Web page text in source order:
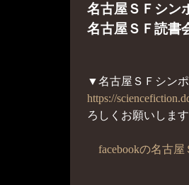
名古屋ＳＦシン
名古屋ＳＦ読書
▼名古屋ＳＦシン
https://
ろしくお願いしま
facebookの名古